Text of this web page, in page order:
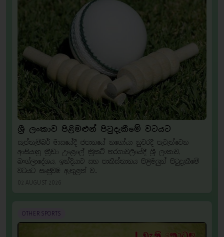
ශ්‍රී ලංකාව පිළිමළුන් පිටුදැකීමේ වටයට
සැප්තැම්බර් මාසයේදී ජපානයේ නගෝයා නුවරදී පැවැත්වෙන
ආසියානු ක්‍රීඩා උළෙලේ ක්‍රිකට් තරගාවලියේදී ශ්‍රී ලංකාව,
බංග්ලාදේශය, ඉන්දියාව සහ පාකිස්තානය පිළිමලුන් පිටුදැකීමේ
වටයට සෘජුවම ඇතුළත් ව..
02 AUGUST 2026
OTHER SPORTS